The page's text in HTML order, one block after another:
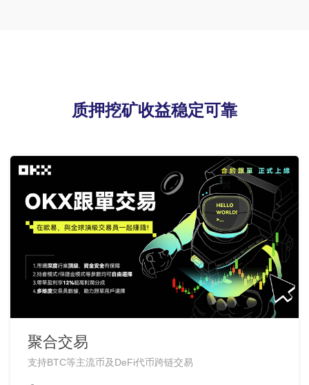
质押挖矿收益稳定可靠
聚合交易
支持BTC等主流币及DeFi代币跨链交易